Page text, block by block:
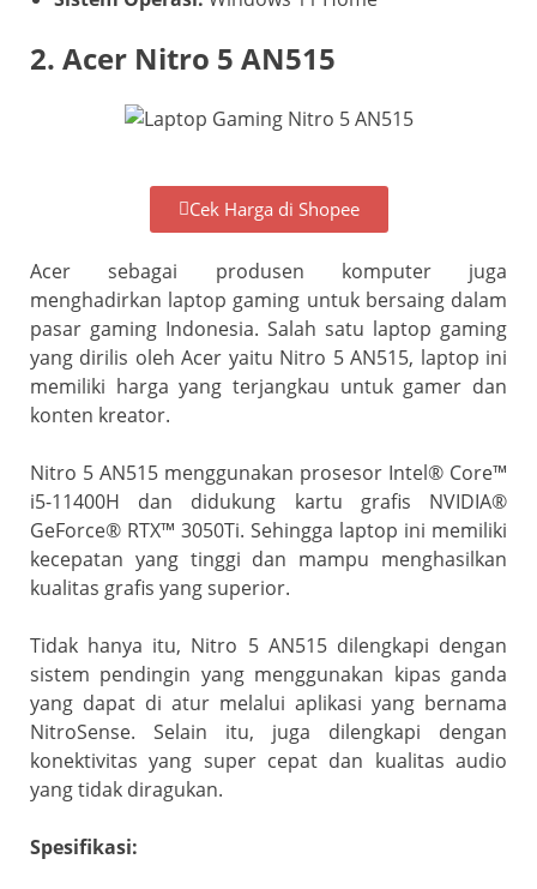
2. Acer Nitro 5 AN515
Cek Harga di Shopee
Acer sebagai produsen komputer juga
menghadirkan laptop gaming untuk bersaing dalam
pasar gaming Indonesia. Salah satu laptop gaming
yang dirilis oleh Acer yaitu Nitro 5 AN515, laptop ini
memiliki harga yang terjangkau untuk gamer dan
konten kreator.
Nitro 5 AN515 menggunakan prosesor Intel® Core™
i5-11400H dan didukung kartu grafis NVIDIA®
GeForce® RTX™ 3050Ti. Sehingga laptop ini memiliki
kecepatan yang tinggi dan mampu menghasilkan
kualitas grafis yang superior.
Tidak hanya itu, Nitro 5 AN515 dilengkapi dengan
sistem pendingin yang menggunakan kipas ganda
yang dapat di atur melalui aplikasi yang bernama
NitroSense. Selain itu, juga dilengkapi dengan
konektivitas yang super cepat dan kualitas audio
yang tidak diragukan.
Spesifikasi: